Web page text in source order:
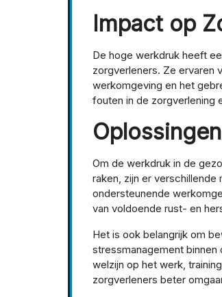
Impact op
De hoge werkdruk heeft
zorgverleners. Ze ervaren
werkomgeving en het
fouten in de zorgverlening
Om de werkdruk in de
raken, zijn er
ondersteunende
van voldoende rust- en
Het is ook belangrijk om
stressmanagement
welzijn op het werk,
zorgverleners beter